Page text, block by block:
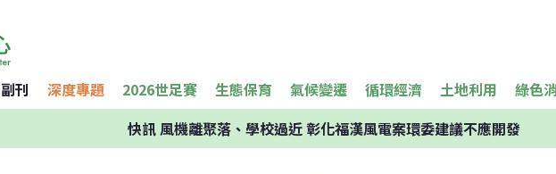
副刊 深度專題 2026世足賽 生態保育 氣候變遷 循環經濟 土地利用 綠色
快訊風機離聚落、學校過近 彰化福漢風電案環委建議不應開發